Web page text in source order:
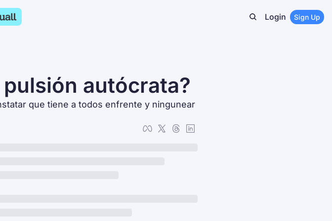
Login Sign Up
autócrata?
que tiene a todos enfrente y ningunear